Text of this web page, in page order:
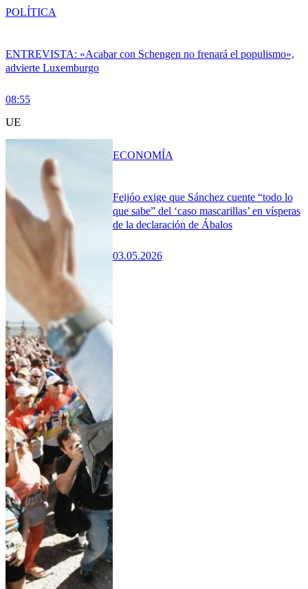
ENTREVISTA: «Acabar con Schengen no frenará el populismo»,
advierte Luxemburgo
08:55
POLÍTICA
UE
Feijóo exige que Sánchez cuente “todo lo
que sabe” del ‘caso mascarillas’ en vísperas
de la declaración de Ábalos
03.05.2026
ECONOMÍA